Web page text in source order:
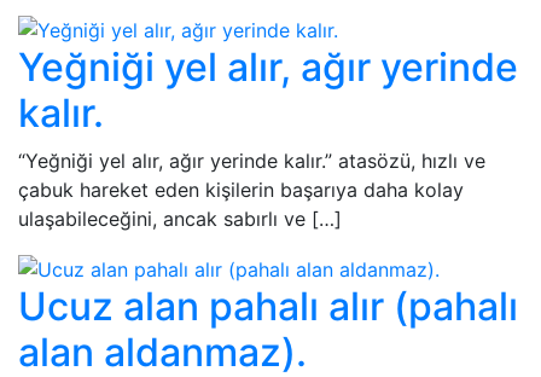
Yeğniği yel alır, ağır yerinde
kalır.
“Yeğniği yel alır, ağır yerinde kalır.” atasözü, hızlı ve
çabuk hareket eden kişilerin başarıya daha kolay
ulaşabileceğini, ancak sabırlı ve […]
Ucuz alan pahalı alır (pahalı
alan aldanmaz).